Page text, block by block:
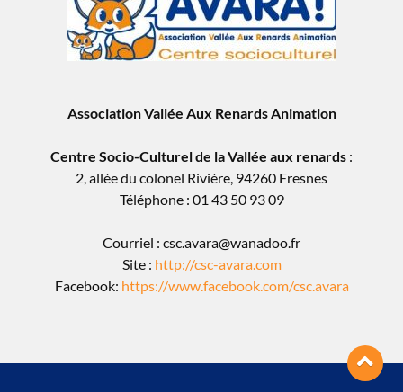
Association Vallée Aux Renards Animation
Centre Socio-Culturel de la Vallée aux renards :
2, allée du colonel Rivière, 94260 Fresnes
Téléphone : 01 43 50 93 09
Courriel : csc.avara@wanadoo.fr
Site : http://csc-avara.com
Facebook: https://www.facebook.com/csc.avara